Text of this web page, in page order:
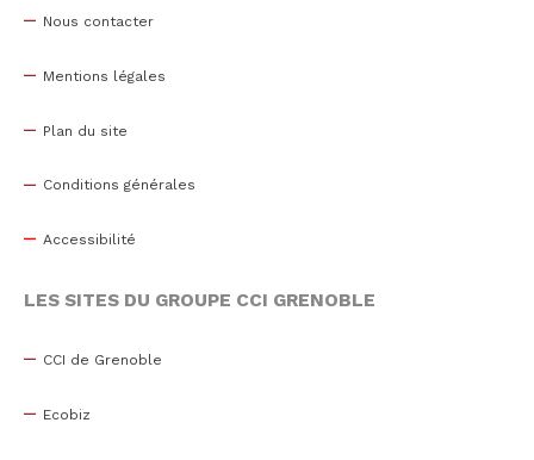
Nous contacter
Mentions légales
Plan du site
Conditions générales
Accessibilité
LES SITES DU GROUPE CCI GRENOBLE
CCI de Grenoble
Ecobiz